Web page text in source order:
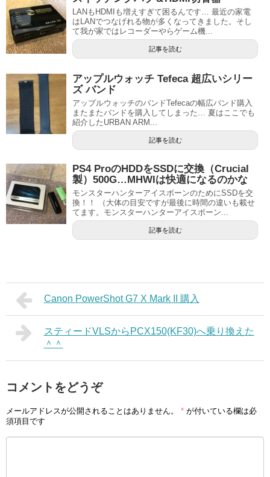
LANもHDMIも増えすぎて困るんです… 最近の家電
はLANでつなげれる物が多くなってきました。そし
て我が家ではレコーダーやらゲーム機...
記事を読む
アップルウォッチ Tefeca 超広いシリー
ズ バンド
アップルウォッチのバンドTefecaの幅広バンド購入
またまたバンドを購入してしまった… 夏はここでも
紹介したURBAN ARM...
記事を読む
PS4 ProのHDDをSSDに交換（Crucial
製）500G…MHWIは快適になるのかな
モンスターハンターアイスボーンのためにSSDを交
換！！ （大体の目安ですが最後に時間の違いも載せ
てます。モンスターハンターアイスボーン...
記事を読む
Canon PowerShot G7 X Mark II 購入
スティードVLSからPCX150(KF30)へ乗り換えた
＾＾
コメントをどうぞ
メールアドレスが公開されることはありません。 * が付いている欄は必
須項目です